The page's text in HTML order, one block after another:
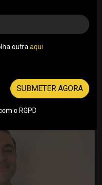
de informação é uma
o mundo, e Portugal
digitalização
dos ciberataques, a
imprescindível para
negócio e proteger os
Evangelist na Blue
outra aqui
SUBMETER AGORA
o RGPD